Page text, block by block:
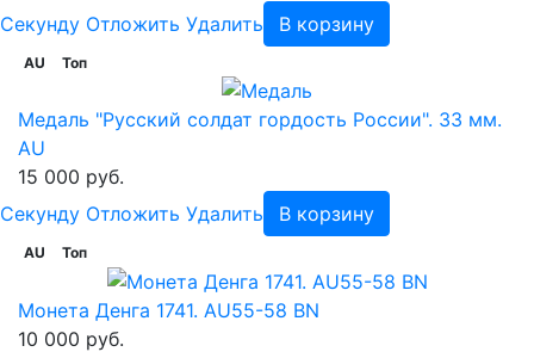
Cекунду Отложить Удалить В корзину
AU Топ
Медаль "Русский солдат гордость России". 33 мм.
AU
15 000 руб.
Cекунду Отложить Удалить В корзину
AU Топ
Монета Денга 1741. AU55-58 BN
10 000 руб.